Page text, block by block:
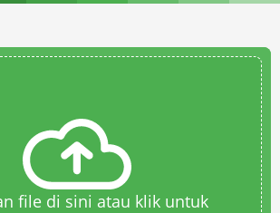
file di sini atau klik untuk